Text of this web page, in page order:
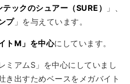
テックのシュアー（SURE）
」、
プ」を与えています。
トM」を中心にしています。
ミアムS」を中心にしていまし
き出すためベースをメガバイト